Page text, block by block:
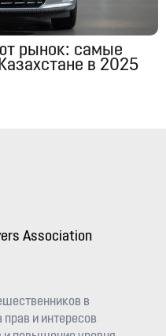
рынок: самые
в 2025
Association
в
и интересов